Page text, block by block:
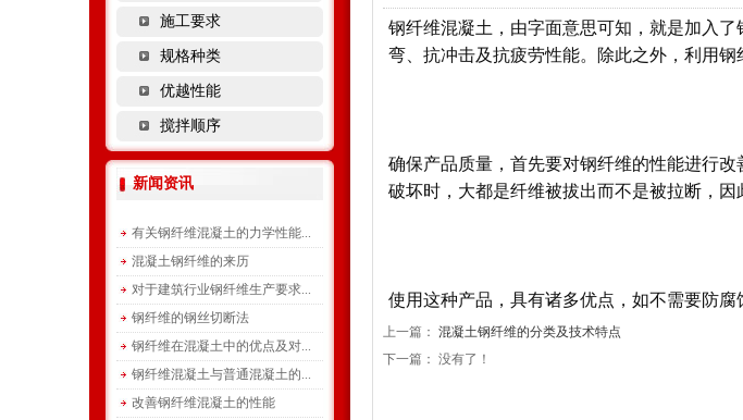
施工要求
规格种类
优越性能
搅拌顺序
新闻资讯
有关钢纤维混凝土的力学性能...
混凝土钢纤维的来历
对于建筑行业钢纤维生产要求...
钢纤维的钢丝切断法
钢纤维在混凝土中的优点及对...
钢纤维混凝土与普通混凝土的...
改善钢纤维混凝土的性能
钢纤维混凝土，由字面意思可知，就是加入
弯、抗冲击及抗疲劳性能。除此之外，利用
确保产品质量，首先要对钢纤维的性能进行
破坏时，大都是纤维被拔出而不是被拉断，
使用这种产品，具有诸多优点，如不需要防
上一篇： 混凝土钢纤维的分类及技术特点
下一篇： 没有了！